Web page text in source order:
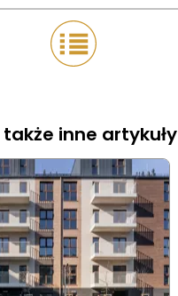
inne artykuły